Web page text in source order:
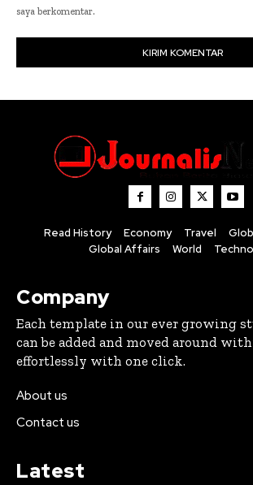
saya berkomentar.
Read History Economy Travel
Global Affairs
World
Company
Each template in our ever growing
can be added and moved around
effortlessly with one click.
About us
Contact us
Latest